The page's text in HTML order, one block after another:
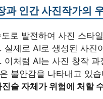
과 인간 사진작가의
로 발전하여 사진 스타
제로 AI로 생성된 사진
이처럼 AI는 사진 창작
불안감을 나타내고 있
술 자체가 위험에 처할